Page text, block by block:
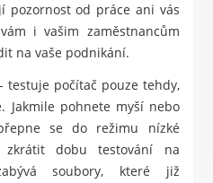
pozornost od práce ani vás
i vašim zaměstnancům
na vaše podnikání.
testuje počítač pouze tehdy,
Jakmile pohnete myší nebo
se do režimu nízké
dobu testování na
soubory, které již